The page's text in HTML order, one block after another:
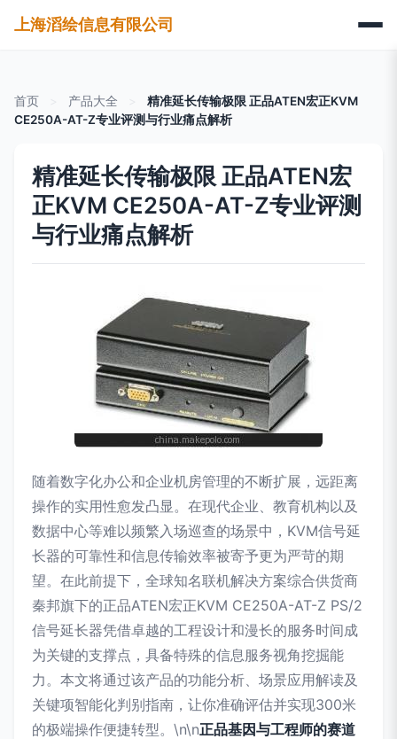
上海滔绘信息有限公司
首页 产品大全
精准延长传输极限 正品ATEN宏正KVM
CE250A-AT-Z专业评测与行业痛点解析
精准延长传输极限 正品ATEN宏
正KVM CE250A-AT-Z专业评测
与行业痛点解析
随着数字化办公和企业机房管理的不断扩展，远距离
操作的实用性愈发凸显。在现代企业、教育机构以及
数据中心等难以频繁入场巡查的场景中，KVM信号延
长器的可靠性和信息传输效率被寄予更为严苛的期
望。在此前提下，全球知名联机解决方案综合供货商
秦邦旗下的正品ATEN宏正KVM CE250A-AT-Z PS/2
信号延长器凭借卓越的工程设计和漫长的服务时间成
为关键的支撑点，具备特殊的信息服务视角挖掘能
力。本文将通过该产品的功能分析、场景应用解读及
关键项智能化判别指南，让你准确评估并实现300米
的极端操作便捷转型。\n\n正品基因与工程师的赛道